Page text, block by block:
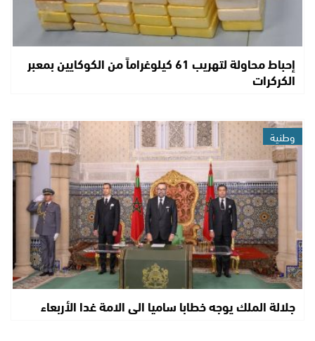
إحباط محاولة لتهريب 61 كيلوغراماً من الكوكايين بمعبر
الكركرات
وطنية
جلالة الملك يوجه خطابا ساميا الى الامة غدا الأربعاء